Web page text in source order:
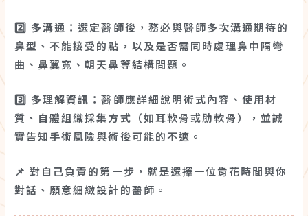
2️⃣ 多溝通 ：選定醫師後，務必與醫師多次溝通期待的
鼻型、不能接受的點，以及是否需同時處理鼻中隔彎
曲、鼻翼寬、朝天鼻等結構問題。
3️⃣ 多理解資訊 ：醫師應詳細說明術式內容、使用材
質、自體組織採集方式（如耳軟骨或肋軟骨），並誠
實告知手術風險與術後可能的不適。
📌 對自己負責的第一步，就是選擇一位肯花時間與你
對話、願意細緻設計的醫師。